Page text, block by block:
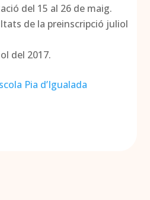
del 15 al 26 de maig.
de la preinscripció juliol
del 2017.
Pia d’Igualada